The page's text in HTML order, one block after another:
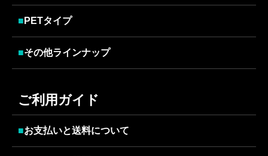
■ PETタイプ
■その他ラインナップ
ご利用ガイド
■お支払いと送料について